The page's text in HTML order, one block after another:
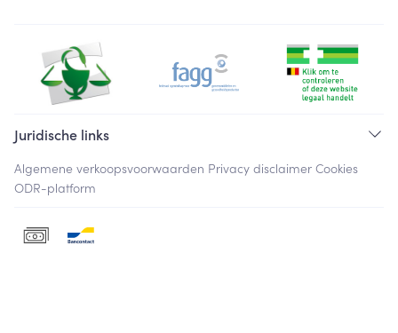
Juridische links
Algemene verkoopsvoorwaarden Privacy disclaimer Cookies
ODR-platform